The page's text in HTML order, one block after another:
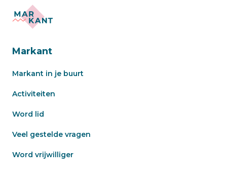
Markant
Markant in je buurt
Activiteiten
Word lid
Veel gestelde vragen
Word vrijwilliger